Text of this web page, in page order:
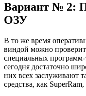
Вариант № 2:
ОЗУ
В то же время
виндой можно
специальных
сегодня достаточно
них всех заслуживают
средства, как